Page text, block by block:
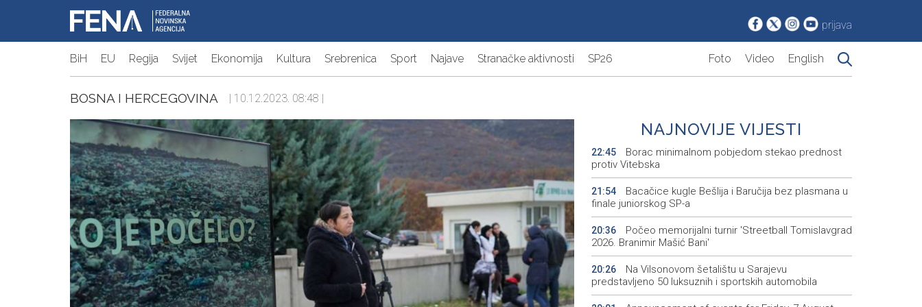
prijava
BiH EU Regija Svijet Ekonomija Kultura Srebrenica Sport Najave Stranačke aktivnosti SP26 Foto Video English
BOSNA I HERCEGOVINA | 10.12.2023. 08:48 |
NAJNOVIJE VIJESTI
22:45
Borac minimalnom pobjedom stekao prednost
protiv Vitebska
21:54
Bacačice kugle Bešlija i Baručija bez plasmana u
finale juniorskog SP-a
20:36
Počeo memorijalni turnir 'Streetball Tomislavgrad
2026. Branimir Mašić Bani'
20:26
Na Vilsonovom šetalištu u Sarajevu
predstavljeno 50 luksuznih i sportskih automobila